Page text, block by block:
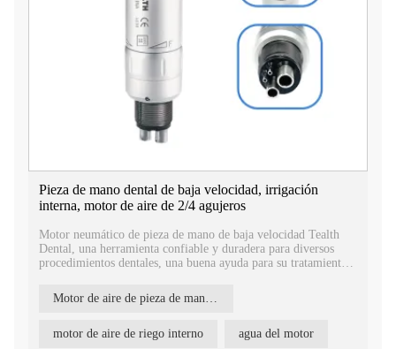
Pieza de mano dental de baja velocidad, irrigación
interna, motor de aire de 2/4 agujeros
​Motor neumático de pieza de mano de baja velocidad Tealth
Dental, una herramienta confiable y duradera para diversos
procedimientos dentales, una buena ayuda para su tratamiento
Motor de aire de pieza de mano dental de baja velocidad
motor de aire de riego interno agua del motor